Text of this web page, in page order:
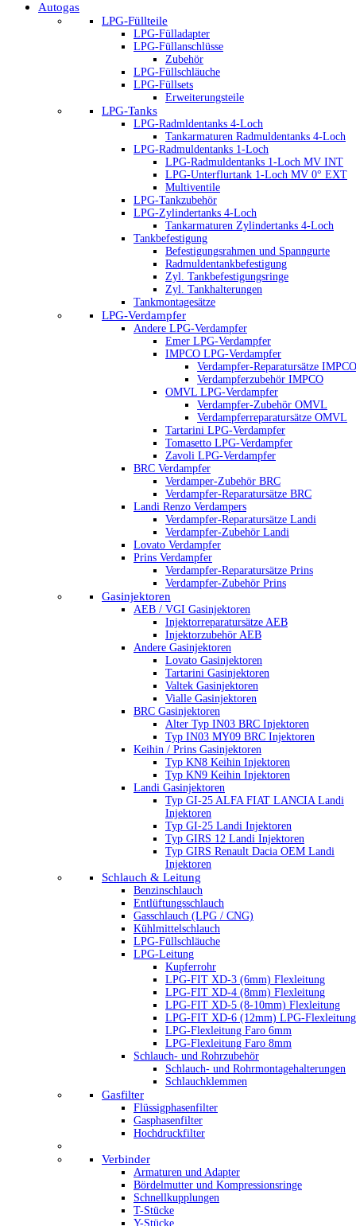
Autogas
LPG-Füllteile
LPG-Fülladapter
LPG-Füllanschlüsse
Zubehör
LPG-Füllschläuche
LPG-Füllsets
Erweiterungsteile
LPG-Tanks
LPG-Radmldentanks 4-Loch
Tankarmaturen Radmuldentanks 4-Loch
LPG-Radmuldentanks 1-Loch
LPG-Radmuldentanks 1-Loch MV INT
LPG-Unterflurtank 1-Loch MV 0° EXT
Multiventile
LPG-Tankzubehör
LPG-Zylindertanks 4-Loch
Tankarmaturen Zylindertanks 4-Loch
Tankbefestigung
Befestigungsrahmen und Spanngurte
Radmuldentankbefestigung
Zyl. Tankbefestigungsringe
Zyl. Tankhalterungen
Tankmontagesätze
LPG-Verdampfer
Andere LPG-Verdampfer
Emer LPG-Verdampfer
IMPCO LPG-Verdampfer
Verdampfer-Reparatursätze IMPCO
Verdampferzubehör IMPCO
OMVL LPG-Verdampfer
Verdampfer-Zubehör OMVL
Verdampferreparatursätze OMVL
Tartarini LPG-Verdampfer
Tomasetto LPG-Verdampfer
Zavoli LPG-Verdampfer
BRC Verdampfer
Verdamper-Zubehör BRC
Verdampfer-Reparatursätze BRC
Landi Renzo Verdampers
Verdampfer-Reparatursätze Landi
Verdampfer-Zubehör Landi
Lovato Verdampfer
Prins Verdampfer
Verdampfer-Reparatursätze Prins
Verdampfer-Zubehör Prins
Gasinjektoren
AEB / VGI Gasinjektoren
Injektorreparatursätze AEB
Injektorzubehör AEB
Andere Gasinjektoren
Lovato Gasinjektoren
Tartarini Gasinjektoren
Valtek Gasinjektoren
Vialle Gasinjektoren
BRC Gasinjektoren
Alter Typ IN03 BRC Injektoren
Typ IN03 MY09 BRC Injektoren
Keihin / Prins Gasinjektoren
Typ KN8 Keihin Injektoren
Typ KN9 Keihin Injektoren
Landi Gasinjektoren
Typ GI-25 ALFA FIAT LANCIA Landi
Injektoren
Typ GI-25 Landi Injektoren
Typ GIRS 12 Landi Injektoren
Typ GIRS Renault Dacia OEM Landi
Injektoren
Schlauch & Leitung
Benzinschlauch
Entlüftungsschlauch
Gasschlauch (LPG / CNG)
Kühlmittelschlauch
LPG-Füllschläuche
LPG-Leitung
Kupferrohr
LPG-FIT XD-3 (6mm) Flexleitung
LPG-FIT XD-4 (8mm) Flexleitung
LPG-FIT XD-5 (8-10mm) Flexleitung
LPG-FIT XD-6 (12mm) LPG-Flexleitung
LPG-Flexleitung Faro 6mm
LPG-Flexleitung Faro 8mm
Schlauch- und Rohrzubehör
Schlauch- und Rohrmontagehalterungen
Schlauchklemmen
Gasfilter
Flüssigphasenfilter
Gasphasenfilter
Hochdruckfilter
Verbinder
Armaturen und Adapter
Bördelmutter und Kompressionsringe
Schnellkupplungen
T-Stücke
Y-Stücke